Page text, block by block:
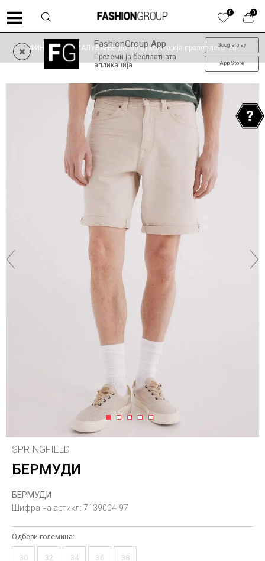
0
0
FashionGroup App
Преземи ја бесплатната
апликација
Google play
App Store
ФИНАЛНО НАМАЛУВАЊЕ до -60% | колекција пролет-лето '26
1 2 3 4 5
SPRINGFIELD
БЕРМУДИ
БЕРМУДИ
Шифра на артикл: 7139004-97
Одбери големина:
30 32 34 36 38